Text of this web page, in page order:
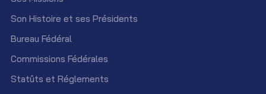
Son Histoire et ses Présidents
Bureau Fédéral
Commissions Fédérales
Statûts et Réglements